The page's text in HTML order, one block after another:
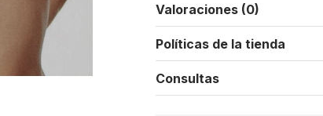
Valoraciones (0)
Políticas de la tienda
Consultas